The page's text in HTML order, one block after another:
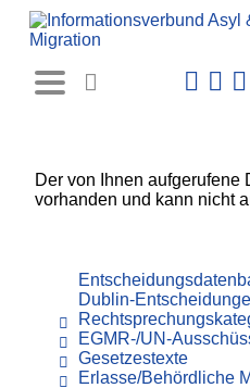
Der von Ihnen aufgerufene
vorhanden und kann nicht
Dublin-
EGMR-/UN-
Gesetzestexte
Erlasse/Behördliche